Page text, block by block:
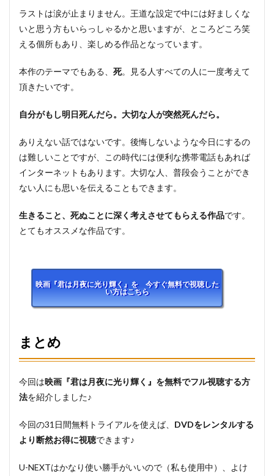
ラストは涙が止まりません。王道な設定で中には好ましくな
いと思う方もいらっしゃるかと思いますが、ところどころ笑
える個所もあり、楽しめる作品となっています。
本作のテーマでもある、 死。見る人すべての人に一度考えて
頂きたいです。
自分がもし明日死んだら。大切な人が突然死んだら。
ありえない話ではないです。後悔しないような今日にするの
は難しいことですが、この時代には便利な携帯電話もあれば
インターネットもあります。大切な人、普段会うことができ
ない人にも思いを伝えることもできます。
生きること、死ぬことに深く考えさせてもらえる作品です。
とてもオススメな作品です。
映画『君は月夜に光り輝く』を 今すぐ無料で視聴した
い方はこちら
まとめ
今回は映画『君は月夜に光り輝く』を無料でフル視聴する方
法を紹介しました♪
今回の31日間無料トライアルを使えば、 DVDをレンタルする
より断然お得に視聴できます♪
U-NEXTはかなり使い勝手がいいので（私も使用中）、よけ